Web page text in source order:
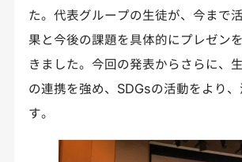
た。代表グループの生徒が、今まで
果と今後の課題を具体的にプレゼン
きました。今回の発表からさらに、
の連携を強め、SDGsの活動をより
す。